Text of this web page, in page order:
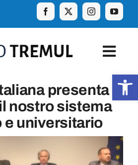
presenta
nostro sistema
e universitario